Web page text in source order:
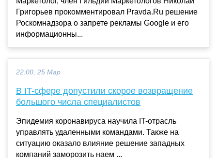
Григорьев прокомментировал Pravda.Ru решение
Роскомнадзора о запрете рекламы Google и его
информационны...
22:00, 25 Мар
В IT-сфере допустили скорое возвращение
большого числа специалистов
Эпидемия коронавируса научила IT-отрасль
управлять удаленными командами. Также на
ситуацию оказало влияние решение западных
компаний заморозить наем ...